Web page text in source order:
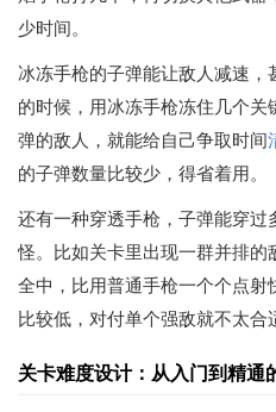
少时间。
冰冻手枪的子弹能让敌人减速
的时候，用冰冻手枪冻住几个
弹的敌人，就能给自己争取时间
的子弹数量比较少，得省着用。
还有一种穿透手枪，子弹能穿
怪。比如关卡里出现一群并排
全中，比用普通手枪一个个点
比较低，对付单个强敌就不太合
关卡难度设计：从入门到精通